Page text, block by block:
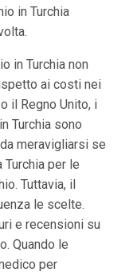
in Turchia
in Turchia non
ai costi nei
il Regno Unito, i
Turchia sono
meravigliarsi se
per le
Tuttavia, il
le scelte.
e recensioni su
Quando le
per